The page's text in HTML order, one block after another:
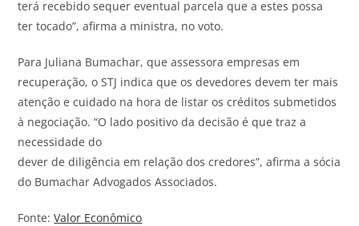
terá recebido sequer eventual parcela que a estes possa
ter tocado”, afirma a ministra, no voto.
Para Juliana Bumachar, que assessora empresas em
recuperação, o STJ indica que os devedores devem ter mais
atenção e cuidado na hora de listar os créditos submetidos
à negociação. “O lado positivo da decisão é que traz a
necessidade do
dever de diligência em relação dos credores”, afirma a sócia
do Bumachar Advogados Associados.
Fonte:Valor Econômico